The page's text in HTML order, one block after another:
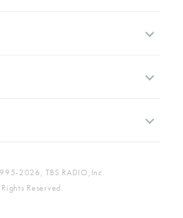
2026, TBS RADIO,Inc.
Reserved.